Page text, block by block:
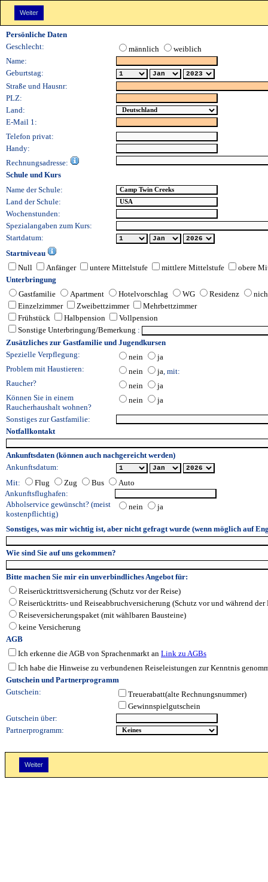
Kundendaten: (Anonymous - 08/06/2026 12:54:58 AM)
Persönliche Daten
Geschlecht:
männlich
weiblich
Name:
Geburtstag:
Straße und Hausnr:
PLZ:
Land:
E-Mail 1:
Telefon privat:
Handy:
Rechnungsadresse:
Schule und Kurs
Name der Schule:
Land der Schule:
Wochenstunden:
Spezialangaben zum Kurs:
Startdatum:
Startniveau
Null
Anfänger untere Mittelstufe mittlere Mittelstufe
obere
Unterbringung
Gastfamilie
Apartment Hotelvorschlag WG Residenz
Einzelzimmer
Zweibettzimmer
Mehrbettzimmer
Frühstück
Halbpension
Vollpension
Sonstige Unterbringung/Bemerkung :
Zusätzliches zur Gastfamilie und Jugendkursen
Spezielle Verpflegung:
nein
ja
Problem mit Haustieren:
nein ja, mit:
Raucher?
nein
ja
Können Sie in einem
Raucherhaushalt wohnen?
nein ja
Sonstiges zur Gastfamilie:
Notfallkontakt
Ankunftsdaten (können auch nachgereicht werden)
Ankunftsdatum:
Mit:
Flug Zug Bus
Auto
Ankunftsflughafen:
Abholservice gewünscht? (meist
kostenpflichtig)
nein ja
Sonstiges, was mir wichtig ist, aber nicht gefragt wurde (wenn möglich auf
Wie sind Sie auf uns gekommen?
Bitte machen Sie mir ein unverbindliches Angebot für:
Reiserücktrittsversicherung (Schutz vor der Reise)
Reiserücktritts- und Reiseabbruchversicherung (Schutz vor und während der
Reiseversicherungspaket (mit wählbaren Bausteine)
keine Versicherung
AGB
Ich erkenne die AGB von Sprachenmarkt an Link zu AGBs
Ich habe die Hinweise zu verbundenen Reiseleistungen zur Kenntnis
Gutschein und Partnerprogramm
Gutschein:
Treuerabatt(alte Rechnungsnummer)
Gewinnspielgutschein
Gutschein über:
Partnerprogramm: